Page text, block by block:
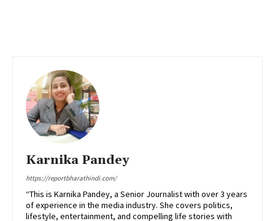
Karnika Pandey
https://reportbharathindi.com/
“This is Karnika Pandey, a Senior Journalist with over 3 years
of experience in the media industry. She covers politics,
lifestyle, entertainment, and compelling life stories with